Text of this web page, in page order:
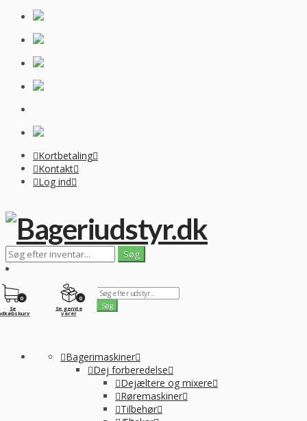
Kortbetaling
Kontakt
Log ind
0
Se gemte
varer
0
Se
Bagerimaskiner
Dej forberedelse
Dejæltere og mixere
Røremaskiner
Tilbehør